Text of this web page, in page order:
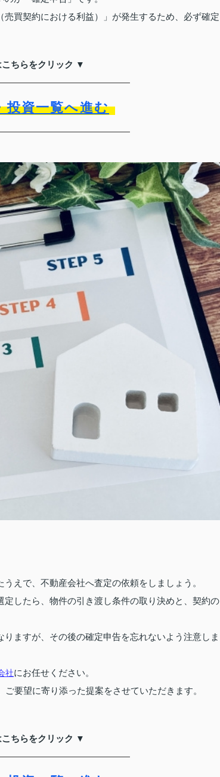
買契約における利益）」が発生するため、必ず確定
ちらをクリック ▼
投資一覧へ進む
えで、不動産会社へ査定の依頼をしましょう。
したら、物件の引き渡し条件の取り決めと、契約の
ますが、その後の確定申告を忘れないよう注意しま
社にお任せください。
要望に寄り添った提案をさせていただきます。
ちらをクリック ▼